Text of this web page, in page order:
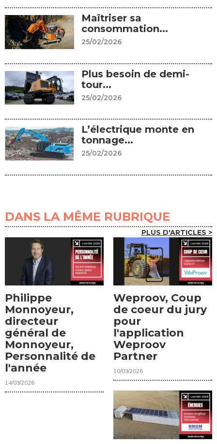
Maîtriser sa
consommation...
25/02/2026
Plus besoin de demi-
tour...
25/02/2026
L’électrique monte en
tonnage...
25/02/2026
DANS LA MÊME RUBRIQUE
PLUS D'ARTICLES >
Philippe
Monnoyeur,
directeur
général de
Monnoyeur,
Personnalité de
l'année
14/03/2026
Weproov, Coup
de coeur du jury
pour
l'application
Weproov
Partner
10/03/2026